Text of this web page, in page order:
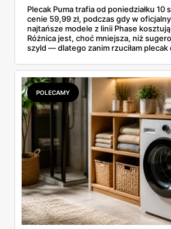
Plecak Puma trafia od poniedziałku 10
cenie 59,99 zł, podczas gdy w
najtańsze modele z linii Phase
Różnica jest, choć mniejsza, niż
szyld — dlatego zanim rzuciłam plecak
rozpiska: co dokładnie sprzedaje Lidl,
odpowiedniki u producenta i komu
się opłaci.
POLECAMY